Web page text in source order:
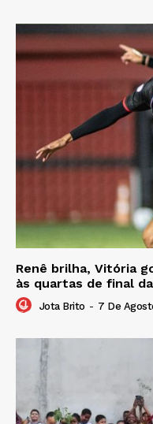
Renê brilha, Vitória
às quartas de final
Jota Brito - 7 De